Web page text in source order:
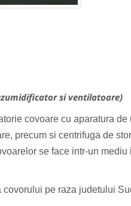
si ventilatoare)
covoare cu aparatura de
precum si centrifuga de
se face intr-un
pe raza judetului